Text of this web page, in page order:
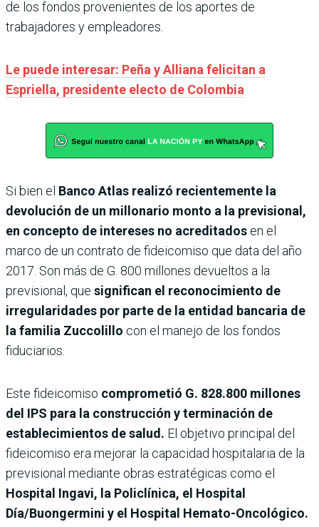
de los fondos provenientes de los aportes de
trabajadores y empleadores.
Le puede interesar: Peña y Alliana felicitan a
Espriella, presidente electo de Colombia
Si bien el Banco Atlas realizó recientemente la
devolución de un millonario monto a la previsional,
en concepto de intereses no acreditados en el
marco de un contrato de fideicomiso que data del año
2017. Son más de G. 800 millones devueltos a la
previsional, que significan el reconocimiento de
irregularidades por parte de la entidad bancaria de
la familia Zuccolillo con el manejo de los fondos
fiduciarios.
Este fideicomiso comprometió G. 828.800 millones
del IPS para la construcción y terminación de
establecimientos de salud. El objetivo principal del
fideicomiso era mejorar la capacidad hospitalaria de la
previsional mediante obras estratégicas como el
Hospital Ingavi, la Policlínica, el Hospital
Día/Buongermini y el Hospital Hemato-Oncológico.